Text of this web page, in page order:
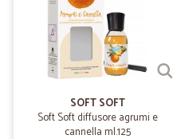
SOFT SOFT
Soft Soft diffusore agrumi e
cannella ml.125